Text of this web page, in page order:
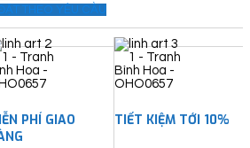
THEO YÊU CẦU
PHÍ GIAO
TIẾT KIỆM TỚI 10%